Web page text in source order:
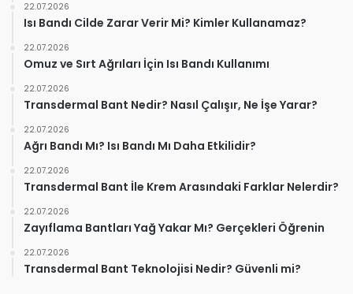
22.07.2026
Isı Bandı Cilde Zarar Verir Mi? Kimler Kullanamaz?
22.07.2026
Omuz ve Sırt Ağrıları İçin Isı Bandı Kullanımı
22.07.2026
Transdermal Bant Nedir? Nasıl Çalışır, Ne İşe Yarar?
22.07.2026
Ağrı Bandı Mı? Isı Bandı Mı Daha Etkilidir?
22.07.2026
Transdermal Bant İle Krem Arasındaki Farklar Nelerdir?
22.07.2026
Zayıflama Bantları Yağ Yakar Mı? Gerçekleri Öğrenin
22.07.2026
Transdermal Bant Teknolojisi Nedir? Güvenli mi?